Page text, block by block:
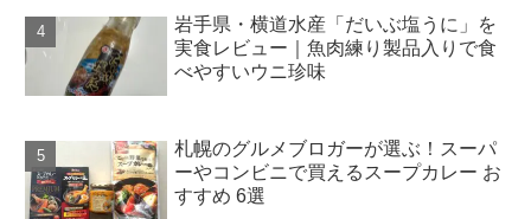
岩手県・横道水産「だいぶ塩うに」を
実食レビュー｜魚肉練り製品入りで食
べやすいウニ珍味
札幌のグルメブロガーが選ぶ！スーパ
ーやコンビニで買えるスープカレー お
すすめ 6選